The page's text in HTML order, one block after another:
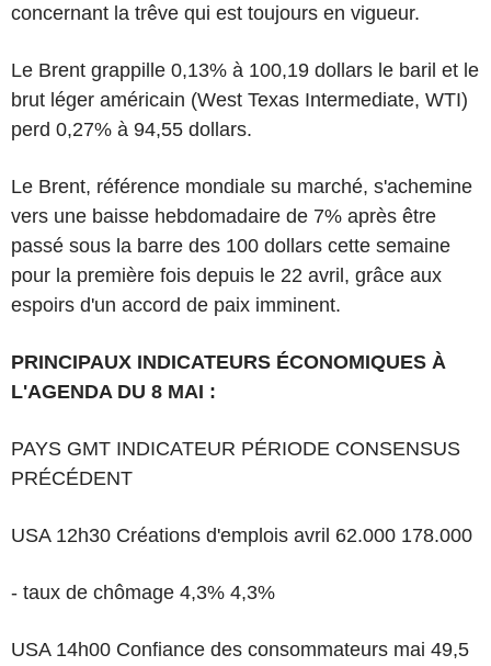
concernant la trêve qui est toujours en vigueur.
Le Brent grappille 0,13% à 100,19 dollars le baril et le
brut léger américain (West Texas Intermediate, WTI)
perd 0,27% à 94,55 dollars.
Le Brent, référence mondiale su marché, s'achemine
vers une baisse hebdomadaire de 7% après être
passé sous la barre des 100 dollars cette semaine
pour la première fois depuis le 22 avril, grâce aux
espoirs d'un accord de paix imminent.
PRINCIPAUX INDICATEURS ÉCONOMIQUES À
L'AGENDA DU 8 MAI :
PAYS GMT INDICATEUR PÉRIODE CONSENSUS
PRÉCÉDENT
USA 12h30 Créations d'emplois avril 62.000 178.000
- taux de chômage 4,3% 4,3%
USA 14h00 Confiance des consommateurs mai 49,5